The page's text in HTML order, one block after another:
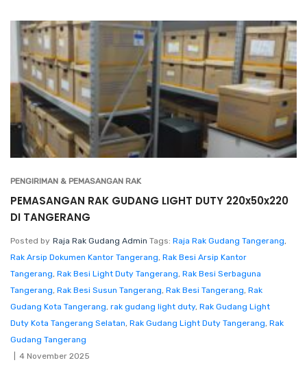
PENGIRIMAN & PEMASANGAN RAK
PEMASANGAN RAK GUDANG LIGHT DUTY 220x50x220
DI TANGERANG
Posted by Raja Rak Gudang Admin Tags: Raja Rak Gudang Tangerang,
Rak Arsip Dokumen Kantor Tangerang, Rak Besi Arsip Kantor
Tangerang, Rak Besi Light Duty Tangerang, Rak Besi Serbaguna
Tangerang, Rak Besi Susun Tangerang, Rak Besi Tangerang, Rak
Gudang Kota Tangerang, rak gudang light duty, Rak Gudang Light
Duty Kota Tangerang Selatan, Rak Gudang Light Duty Tangerang, Rak
Gudang Tangerang
4 November 2025